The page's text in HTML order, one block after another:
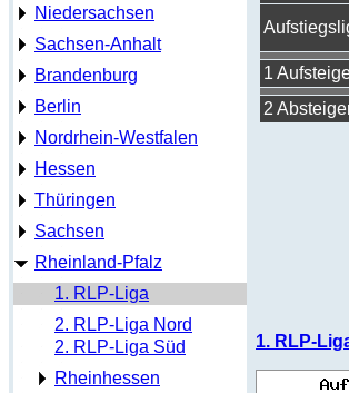
Niedersachsen
Sachsen-Anhalt
Brandenburg
Berlin
Nordrhein-Westfalen
Hessen
Thüringen
Sachsen
Rheinland-Pfalz
1. RLP-Liga
2. RLP-Liga Nord
2. RLP-Liga Süd
Rheinhessen
1
2
1. RLP-